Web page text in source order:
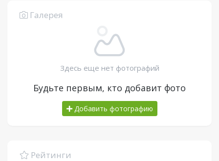
Галерея
Здесь еще нет фотографий
Будьте первым, кто добавит фото
Добавить фотографию
Рейтинги